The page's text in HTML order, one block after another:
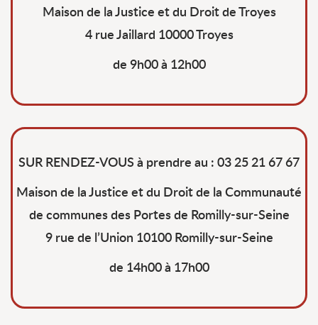
Maison de la Justice et du Droit de Troyes
4 rue Jaillard 10000 Troyes
de 9h00 à 12h00
SUR RENDEZ-VOUS à prendre au : 03 25 21 67 67
Maison de la Justice et du Droit de la Communauté
de communes des Portes de Romilly-sur-Seine
9 rue de l’Union 10100 Romilly-sur-Seine
de 14h00 à 17h00